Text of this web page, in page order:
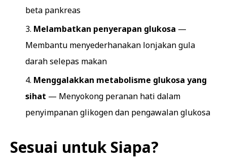
beta pankreas
Melambatkan penyerapan glukosa —
Membantu menyederhanakan lonjakan gula
darah selepas makan
Menggalakkan metabolisme glukosa yang
sihat — Menyokong peranan hati dalam
penyimpanan glikogen dan pengawalan glukosa
Sesuai untuk Siapa?